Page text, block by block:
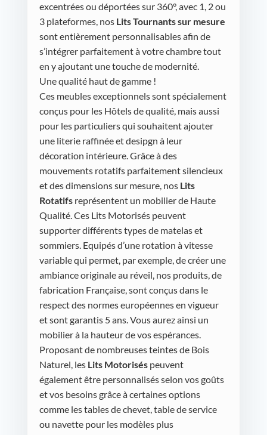
excentrées ou déportées sur 360°, avec 1, 2 ou
3 plateformes, nos Lits Tournants sur mesure
sont entièrement personnalisables afin de
s’intégrer parfaitement à votre chambre tout
en y ajoutant une touche de modernité.
Une qualité haut de gamme !
Ces meubles exceptionnels sont spécialement
conçus pour les Hôtels de qualité, mais aussi
pour les particuliers qui souhaitent ajouter
une literie raffinée et desipgn à leur
décoration intérieure. Grâce à des
mouvements rotatifs parfaitement silencieux
et des dimensions sur mesure, nos Lits
Rotatifsreprésentent un mobilier de Haute
Qualité. Ces Lits Motorisés peuvent
supporter différents types de matelas et
sommiers. Equipés d’une rotation à vitesse
variable qui permet, par exemple, de créer une
ambiance originale au réveil, nos produits, de
fabrication Française, sont conçus dans le
respect des normes européennes en vigueur
et sont garantis 5 ans. Vous aurez ainsi un
mobilier à la hauteur de vos espérances.
Proposant de nombreuses teintes de Bois
Naturel, les Lits Motoriséspeuvent
également être personnalisés selon vos goûts
et vos besoins grâce à certaines options
comme les tables de chevet, table de service
ou navette pour les modèles plus